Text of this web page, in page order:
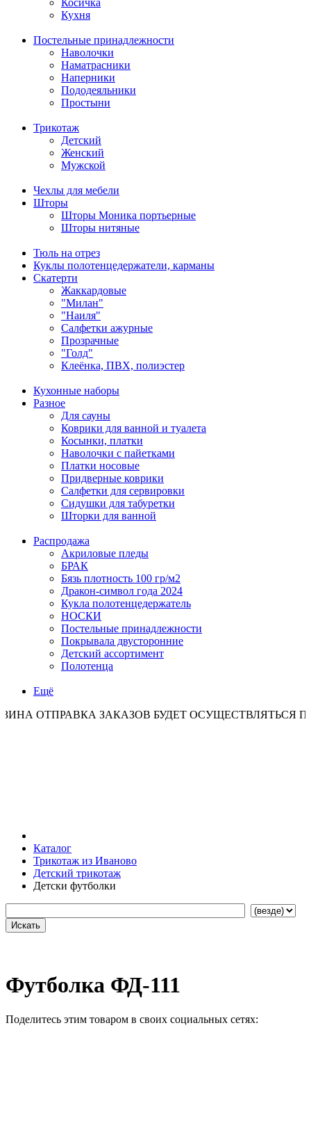
Косичка
Кухня
Постельные принадлежности
Наволочки
Наматрасники
Наперники
Пододеяльники
Простыни
Трикотаж
Детский
Женский
Мужской
Чехлы для мебели
Шторы
Шторы Моника портьерные
Шторы нитяные
Тюль на отрез
Куклы полотенцедержатели, карманы
Скатерти
Жаккардовые
"Милан"
"Наиля"
Салфетки ажурные
Прозрачные
"Голд"
Клеёнка, ПВХ, полиэстер
Кухонные наборы
Разное
Для сауны
Коврики для ванной и туалета
Косынки, платки
Наволочки с пайетками
Платки носовые
Придверные коврики
Салфетки для сервировки
Сидушки для табуретки
Шторки для ванной
Распродажа
Акриловые пледы
БРАК
Бязь плотность 100 гр/м2
Дракон-символ года 2024
Кукла полотенцедержатель
НОСКИ
Постельные принадлежности
Покрывала двусторонние
Детский ассортимент
Полотенца
Ещё
ЗАКАЗОВ БУДЕТ ОСУЩЕСТВЛЯТЬСЯ ПО
Каталог
Трикотаж из Иваново
Детский трикотаж
Детски футболки
Футболка ФД-111
Поделитесь этим товаром в своих социальных сетях: